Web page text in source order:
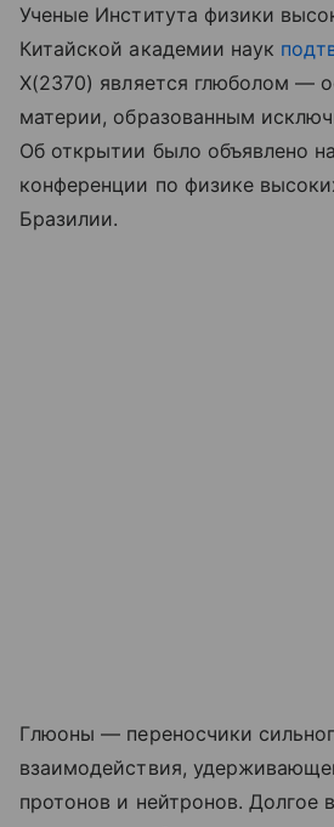
Ученые Института физики
Китайской академии наук
X(2370) является глюболом —
материи, образованным
Об открытии было объявлено
конференции по физике
Бразилии.
Глюоны — переносчики
взаимодействия,
протонов и нейтронов. Долгое